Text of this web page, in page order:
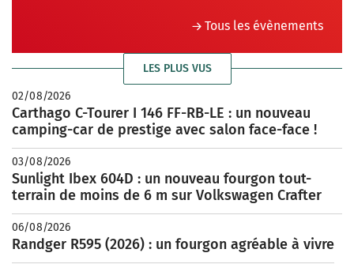
Tous les évènements
LES PLUS VUS
02/08/2026
Carthago C-Tourer I 146 FF-RB-LE : un nouveau
camping-car de prestige avec salon face-face !
03/08/2026
Sunlight Ibex 604D : un nouveau fourgon tout-
terrain de moins de 6 m sur Volkswagen Crafter
06/08/2026
Randger R595 (2026) : un fourgon agréable à vivre